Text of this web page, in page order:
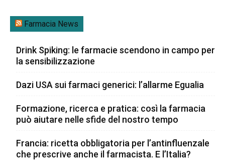
Farmacia News
Drink Spiking: le farmacie scendono in campo per
la sensibilizzazione
Dazi USA sui farmaci generici: l’allarme Egualia
Formazione, ricerca e pratica: così la farmacia
può aiutare nelle sfide del nostro tempo
Francia: ricetta obbligatoria per l’antinfluenzale
che prescrive anche il farmacista. E l’Italia?